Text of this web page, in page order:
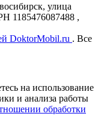
улица
1185476087488 ,
DoktorMobil.ru . Все
на использование
и анализа работы
обработки